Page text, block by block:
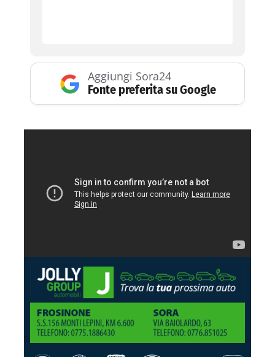
Aggiungi Sora24
Fonte preferita su Google